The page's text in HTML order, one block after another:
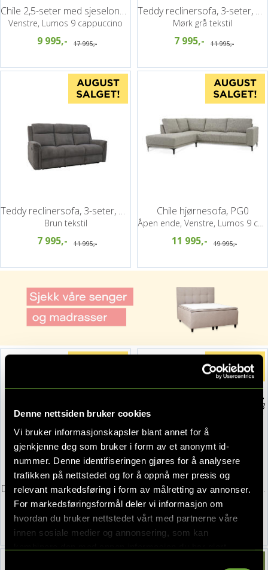
Denne nettsiden bruker cookies
Vi bruker informasjonskapsler blant annet for å
gjenkjenne deg som bruker i form av et anonymt id-
nummer. Denne identifiseringen gjøres for å analysere
trafikken på nettstedet og for å oppnå mer presis og
relevant markedsføring i form av målretting av annonser.
For markedsføringsformål deler vi informasjon om
hvordan du bruker nettstedet vårt med partnerne våre
innen sosiale medier og annonsering, som kan
Chile 2,5-seter med sjeselong, PG0
Venstre, Lumos 9 cappuccino
9 995,- 17 995,-
Teddy reclinersofa, 3-seter, manuell
Mørk grå tekstil
7 995,- 11 995,-
Teddy reclinersofa, 3-seter, manuell
Brun tekstil
7 995,- 11 995,-
Chile hjørnesofa, PG0
11 995,- 19 995,-
Drømmeland, KS 5000, Kontinentalseng
180x200 cm, Aragon 20
28 995,- 57 990,-
Drømmeland, KS 2500, Kontinentalseng
150x200 cm, Oasis 196 Shell
17 995,- 35 990,-